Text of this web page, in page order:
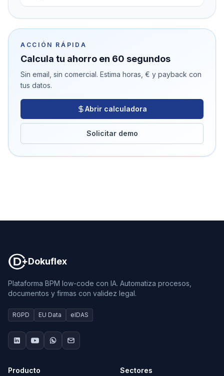
ACCIÓN RÁPIDA
Calcula tu ahorro en 60 segundos
Sin email, sin comercial. Estima horas, € y payback con
tus datos.
Abrir calculadora
Solicitar demo
Dokuflex
Plataforma BPM low-code con IA. Automatiza procesos,
documentos y firmas con validez legal.
RGPD EU Data eIDAS
Producto
Sectores